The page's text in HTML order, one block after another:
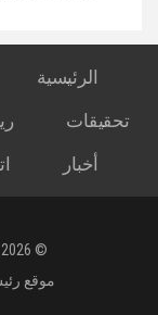
الرئيسية
تحقيقات
أخبار
© 2026 News of World All Rights Reserved
موقع